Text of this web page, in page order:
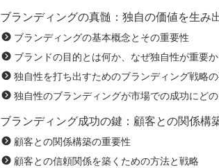
ブランディングの真髄：独自の価値を生み
ブランディングの基本概念とその重要性
ブランドの目的とは何か、なぜ独自性が重要か
独自性を打ち出すためのブランディング戦略
独自性のブランディングが市場での成功にど
ブランディング成功の鍵：顧客との関係構
顧客との関係構築の重要性
顧客との信頼関係を築くための方法と戦略